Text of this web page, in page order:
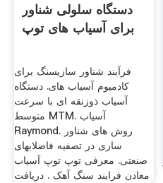
دستگاه سلولی شناور
برای آسیاب های توپ
فرآیند شناور سازیسنگ برای
کادمیوم آسیاب های. دستگاه
آسیاب ذوزنقه ای با سرعت
متوسط MTM. آسیاب
Raymond. روش های شناور
سازی در تصفیه فاضلابهای
صنعتی. معرفی توپ توپ آسیاب
معادن فرایند سنگ آهک . دریافت